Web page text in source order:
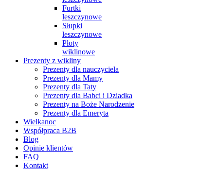
Furtki
leszczynowe
Słupki
leszczynowe
Płoty
wiklinowe
Prezenty z wikliny
Prezenty dla nauczyciela
Prezenty dla Mamy
Prezenty dla Taty
Prezenty dla Babci i Dziadka
Prezenty na Boże Narodzenie
Prezenty dla Emeryta
Wielkanoc
Współpraca B2B
Blog
Opinie klientów
FAQ
Kontakt